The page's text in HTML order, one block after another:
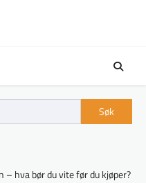
Søk
– hva bør du vite før du kjøper?